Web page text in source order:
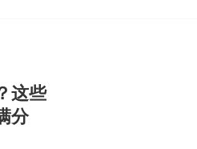
这些
分